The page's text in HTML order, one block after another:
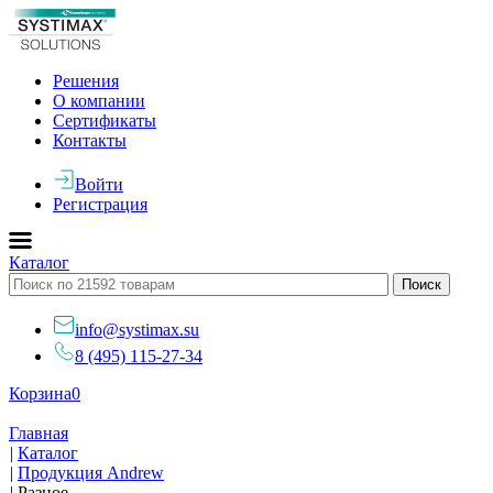
Решения
О компании
Сертификаты
Контакты
Войти
Регистрация
Каталог
info@systimax.su
8 (495) 115-27-34
Корзина0
Главная
| Каталог
| Продукция Andrew